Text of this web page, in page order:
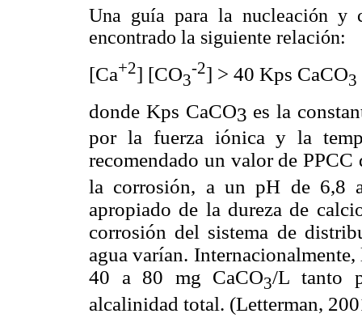
Una guía para la nucleación y
encontrado la siguiente relación:
[Ca+2] [CO3
-2] > 40 Kps CaCO3
donde Kps CaCO3 es la
por la fuerza iónica y la
recomendado un valor de PPCC
la corrosión, a un pH de 6,8
apropiado de la dureza de
corrosión del sistema de
agua varían.
40 a 80 mg CaCO3/L tanto
alcalinidad total. (Letterman,